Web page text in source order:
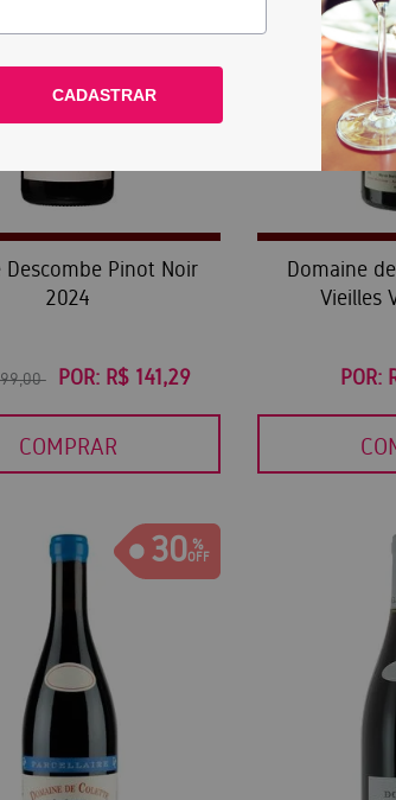
Descombe Pinot Noir
2024
POR: R$ 141,29
COMPRAR
Domaine
Vieilles
POR:
30
CADASTRAR